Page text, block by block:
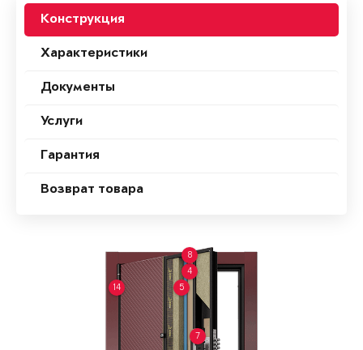
Конструкция
Характеристики
Документы
Услуги
Гарантия
Возврат товара
4
5
7
8
14